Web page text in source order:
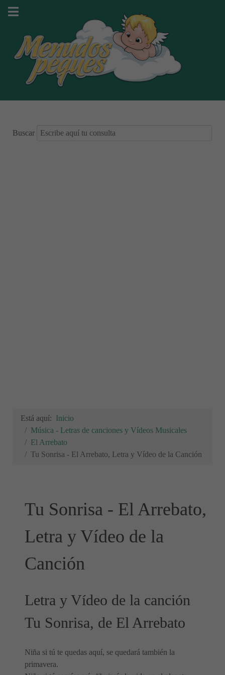
Buscar
Está aquí: Inicio
Música - Letras de canciones y Vídeos Musicales
El Arrebato
Tu Sonrisa - El Arrebato, Letra y Vídeo de la Canción
Tu Sonrisa - El Arrebato,
Letra y Vídeo de la
Canción
Letra y Vídeo de la canción
Tu Sonrisa, de El Arrebato
Niña si tú te quedas aquí, se quedará también la
primavera.